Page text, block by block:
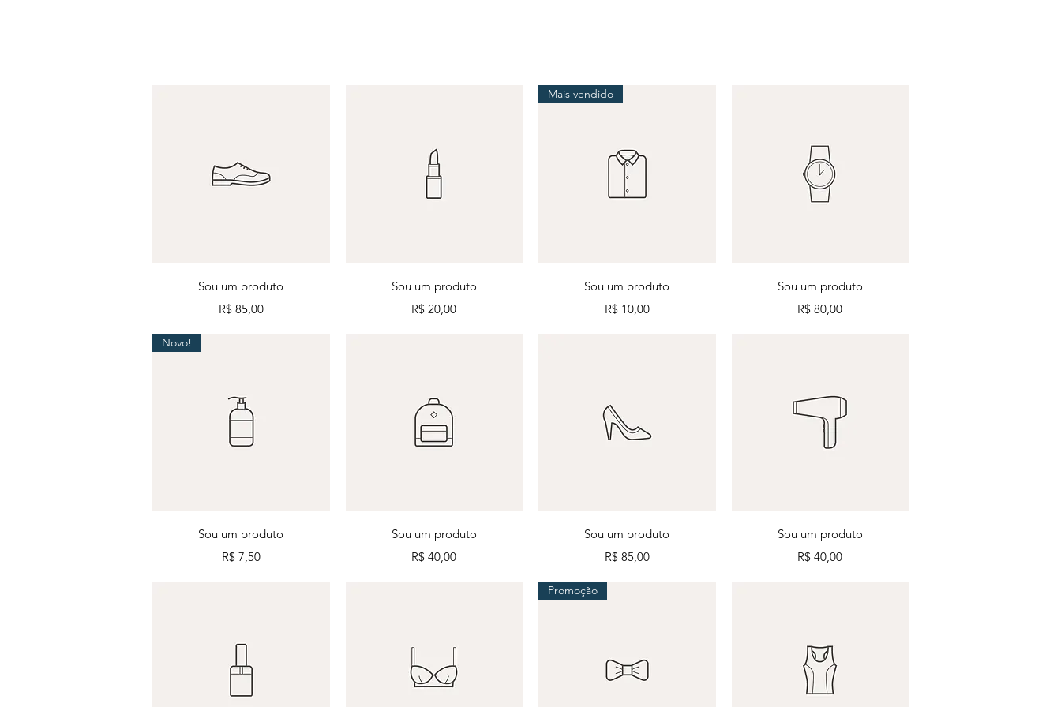
Visualização rápida
Sou um produto
Preço
R$ 85,00
Visualização rápida
Sou um produto
Preço
R$ 20,00
Visualização rápida
Mais vendido
Sou um produto
Preço
R$ 10,00
Visualização rápida
Sou um produto
Preço
R$ 80,00
Visualização rápida
Novo!
Sou um produto
Preço
R$ 7,50
Visualização rápida
Sou um produto
Preço
R$ 40,00
Visualização rápida
Sou um produto
Preço
R$ 85,00
Visualização rápida
Sou um produto
Preço
R$ 40,00
Promoção